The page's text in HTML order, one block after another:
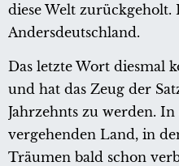
diese Welt zurückgeholt.
Andersdeutschland.
Das letzte Wort diesmal
und hat das Zeug der
Jahrzehnts zu werden.
vergehenden Land, in
Träumen bald schon